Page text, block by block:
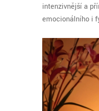
intenzivnější a
emocionálního i